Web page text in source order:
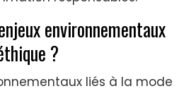
environnementaux
?
liés à la mode